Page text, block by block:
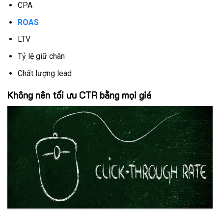
CPA
ROAS
LTV
Tỷ lệ giữ chân
Chất lượng lead
Không nên tối ưu CTR bằng mọi giá